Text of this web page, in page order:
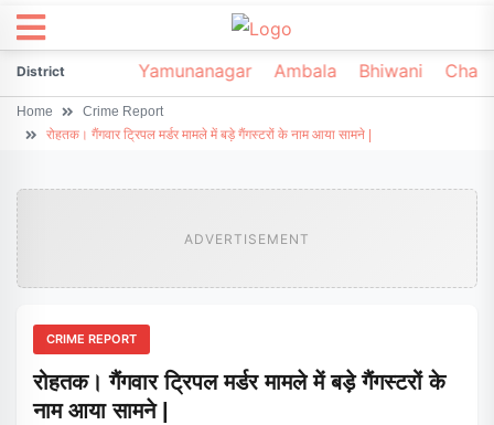
DistrictSonipat Yamunanagar Ambala Bhiwani
Home
Crime Report
रोहतक। गैंगवार ट्रिपल मर्डर मामले में बड़े गैंगस्टरों के नाम आया सामने |
ADVERTISEMENT
CRIME REPORT
रोहतक। गैंगवार ट्रिपल मर्डर मामले में बड़े गैंगस्टरों के
नाम आया सामने |